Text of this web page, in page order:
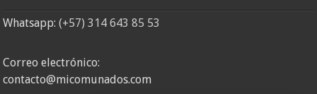
Whatsapp:(+57) 314 643 85 53
Correo electrónico:
contacto@micomunados.com